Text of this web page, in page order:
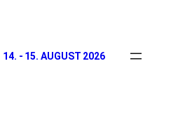
14. - 15. AUGUST 2026